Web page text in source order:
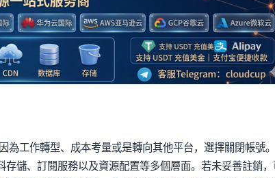
為工作轉型、成本考量或是轉向其他平台，選擇關閉帳號
儲、訂閱服務以及資源配置等多個層面。若未妥善註銷，